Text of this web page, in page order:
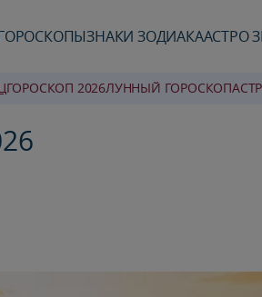
ЗНАКИ ЗОДИАКААСТРО
ГОРОСКОП 2026ЛУННЫЙ ГОРОСКОП